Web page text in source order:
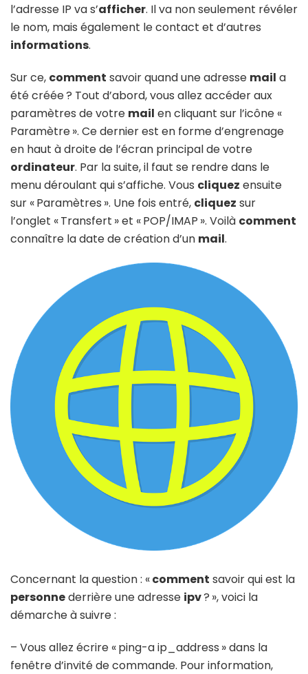
l’adresse IP va s’afficher. Il va non seulement révéler
le nom, mais également le contact et d’autres
informations.
Sur ce, comment savoir quand une adresse mail a
été créée ? Tout d’abord, vous allez accéder aux
paramètres de votre mail en cliquant sur l’icône «
Paramètre ». Ce dernier est en forme d’engrenage
en haut à droite de l’écran principal de votre
ordinateur. Par la suite, il faut se rendre dans le
menu déroulant qui s’affiche. Vous cliquez ensuite
sur « Paramètres ». Une fois entré, cliquez sur
l’onglet « Transfert » et « POP/IMAP ». Voilà comment
connaître la date de création d’un mail.
Concernant la question : «comment savoir qui est la
personnederrière une adresse ipv? », voici la
démarche à suivre :
– Vous allez écrire « ping-a ip_address » dans la
fenêtre d’invité de commande. Pour information,